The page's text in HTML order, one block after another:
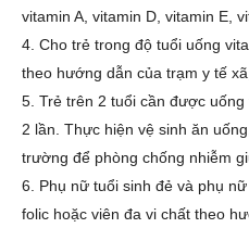
vitamin A, vitamin D, vitamin E,
4. Cho trẻ trong độ tuổi uống
theo hướng dẫn của trạm y tế
5. Trẻ trên 2 tuổi cần được
2 lần. Thực hiện vệ sinh ăn
trường để phòng chống nhiễm
6. Phụ nữ tuổi sinh đẻ và phụ
folic hoặc viên đa vi chất theo